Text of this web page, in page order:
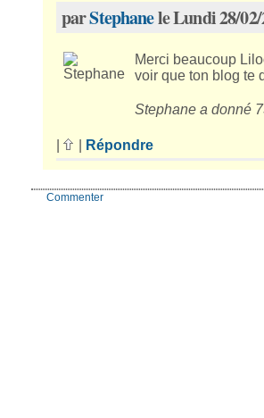
parStephanele Lundi 28/02/
Merci beaucoup
voir que ton blog te
Stephane a donné
Répondre
Commenter